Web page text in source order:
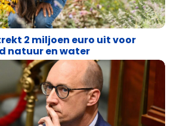
2 miljoen euro uit voor
natuur en water